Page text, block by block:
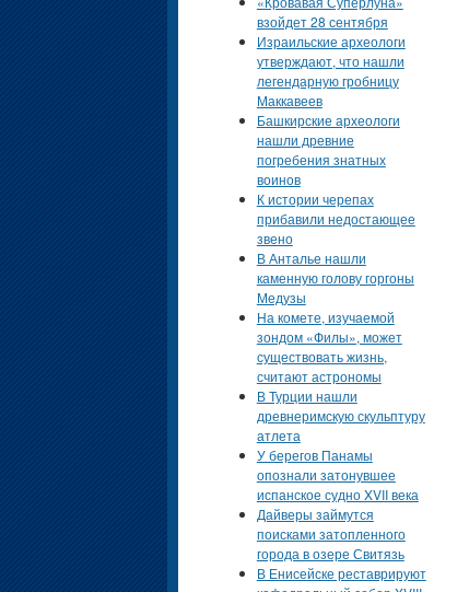
взойдет 28 сентября
Израильские археологи
утверждают, что нашли
легендарную гробницу
Маккавеев
Башкирские археологи
нашли древние
погребения знатных
воинов
К истории черепах
прибавили недостающее
звено
В Анталье нашли
каменную голову горгоны
Медузы
На комете, изучаемой
зондом «Филы», может
существовать жизнь,
считают астрономы
В Турции нашли
древнеримскую скульптуру
атлета
У берегов Панамы
опознали затонувшее
испанское судно XVII века
Дайверы займутся
поисками затопленного
города в озере Свитязь
В Енисейске реставрируют